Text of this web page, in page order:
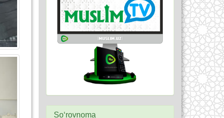
So‘rovnoma